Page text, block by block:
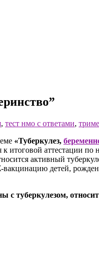
, тест нмо с ответами,
«Туберкулез,
итоговой аттестации по
активный
детей,
с туберкулезом,